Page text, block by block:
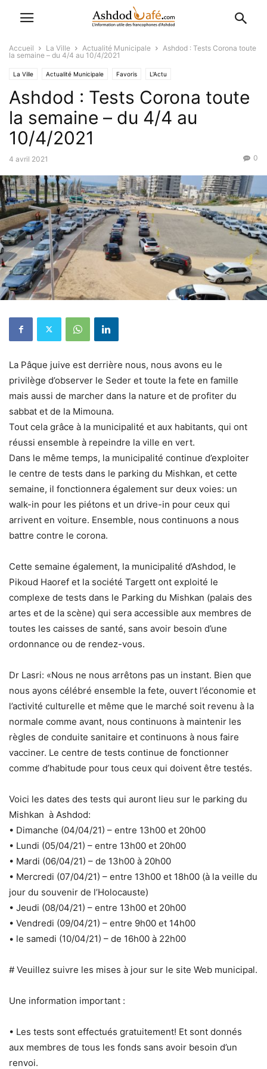
Accueil La Ville Actualité Municipale
Ashdod : Tests Corona toute
la semaine – du 4/4 au 10/4/2021
La Ville Actualité Municipale Favoris L'Actu
Ashdod : Tests Corona toute
la semaine – du 4/4 au
10/4/2021
4 avril 2021 0
La Pâque juive est derrière nous, nous avons eu le
privilège d’observer le Seder et toute la fete en famille
mais aussi de marcher dans la nature et de profiter du
sabbat et de la Mimouna.
Tout cela grâce à la municipalité et aux habitants, qui ont
réussi ensemble à repeindre la ville en vert.
Dans le même temps, la municipalité continue d’exploiter
le centre de tests dans le parking du Mishkan, et cette
semaine, il fonctionnera également sur deux voies: un
walk-in pour les piétons et un drive-in pour ceux qui
arrivent en voiture. Ensemble, nous continuons a nous
battre contre le corona.
Cette semaine également, la municipalité d’Ashdod, le
Pikoud Haoref et la société Targett ont exploité le
complexe de tests dans le Parking du Mishkan (palais des
artes et de la scène) qui sera accessible aux membres de
toutes les caisses de santé, sans avoir besoin d’une
ordonnance ou de rendez-vous.
Dr Lasri: «Nous ne nous arrêtons pas un instant. Bien que
nous ayons célébré ensemble la fete, ouvert l’économie et
l’activité culturelle et même que le marché soit revenu à la
normale comme avant, nous continuons à maintenir les
règles de conduite sanitaire et continuons à nous faire
vacciner. Le centre de tests continue de fonctionner
comme d’habitude pour tous ceux qui doivent être testés.
Voici les dates des tests qui auront lieu sur le parking du
Mishkan à Ashdod:
• Dimanche (04/04/21) – entre 13h00 et 20h00
• Lundi (05/04/21) – entre 13h00 et 20h00
• Mardi (06/04/21) – de 13h00 à 20h00
• Mercredi (07/04/21) – entre 13h00 et 18h00 (à la veille du
jour du souvenir de l’Holocauste)
• Jeudi (08/04/21) – entre 13h00 et 20h00
• Vendredi (09/04/21) – entre 9h00 et 14h00
• le samedi (10/04/21) – de 16h00 à 22h00
# Veuillez suivre les mises à jour sur le site Web municipal.
Une information important :
• Les tests sont effectués gratuitement! Et sont donnés
aux membres de tous les fonds sans avoir besoin d’un
renvoi.